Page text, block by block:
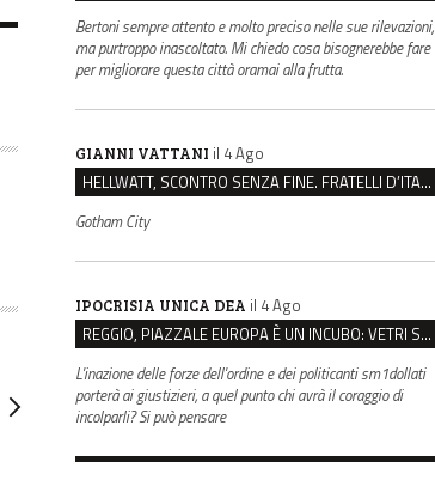
Bertoni sempre attento e molto preciso nelle sue rilevazioni,
ma purtroppo inascoltato. Mi chiedo cosa bisognerebbe fare
per migliorare questa città oramai alla frutta.
GIANNI VATTANI il 4 Ago
HELLWATT, SCONTRO SENZA FINE. FRATELLI D’ITALIA: “MILANI PORTA DOCUMENTI, DE FRANCO INSULTI”
Gotham City
IPOCRISIA UNICA DEA il 4 Ago
REGGIO, PIAZZALE EUROPA È UN INCUBO: VETRI SPACCATI E FURTI SULLE AUTO IN SOSTA
L'inazione delle forze dell'ordine e dei politicanti sm1dollati
porterà ai giustizieri, a quel punto chi avrà il coraggio di
incolparli? Si può pensare